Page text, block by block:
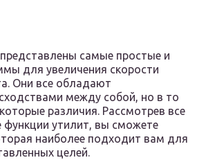
самые простые и
для увеличения скорости
Они все обладают
между собой, но в то
различия. Рассмотрев все
утилит, вы сможете
наиболее подходит вам для
целей.